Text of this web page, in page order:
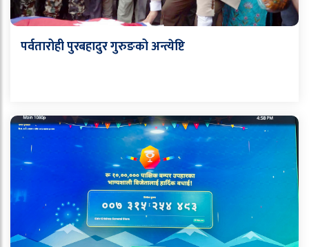
पर्वतारोही पुरबहादुर गुरुङको अन्त्येष्टि